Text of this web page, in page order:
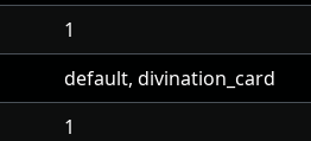
1
default, divination_card
1